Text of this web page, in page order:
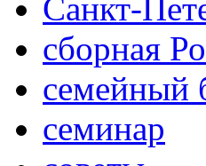
Санкт-
сборная
семейный
семинар